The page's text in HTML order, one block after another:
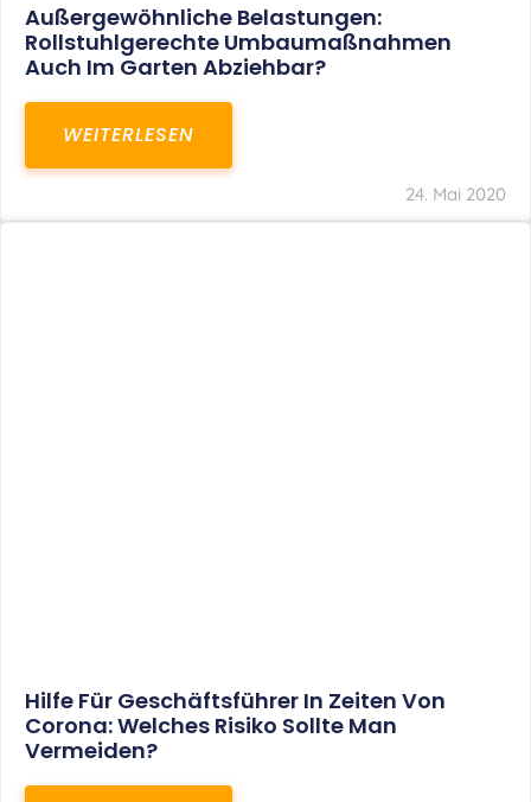
Außergewöhnliche Belastungen:
Rollstuhlgerechte Umbaumaßnahmen
Auch Im Garten Abziehbar?
WEITERLESEN
24. Mai 2020
Hilfe Für Geschäftsführer In Zeiten Von
Corona: Welches Risiko Sollte Man
Vermeiden?